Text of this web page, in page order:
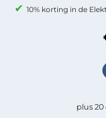
10% korting in de
plus